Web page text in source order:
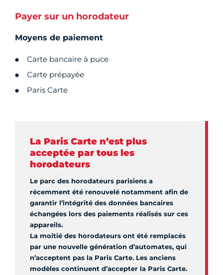
Payer sur un horodateur
Moyens de paiement
Carte bancaire à puce
Carte prépayée
Paris Carte
La Paris Carte n’est plus
acceptée par tous les
horodateurs
Le parc des horodateurs parisiens a
récemment été renouvelé notamment afin de
garantir l’intégrité des données bancaires
échangées lors des paiements réalisés sur ces
appareils.
La moitié des horodateurs ont été remplacés
par une nouvelle génération d’automates, qui
n’acceptent pas la Paris Carte. Les anciens
modèles continuent d’accepter la Paris Carte.